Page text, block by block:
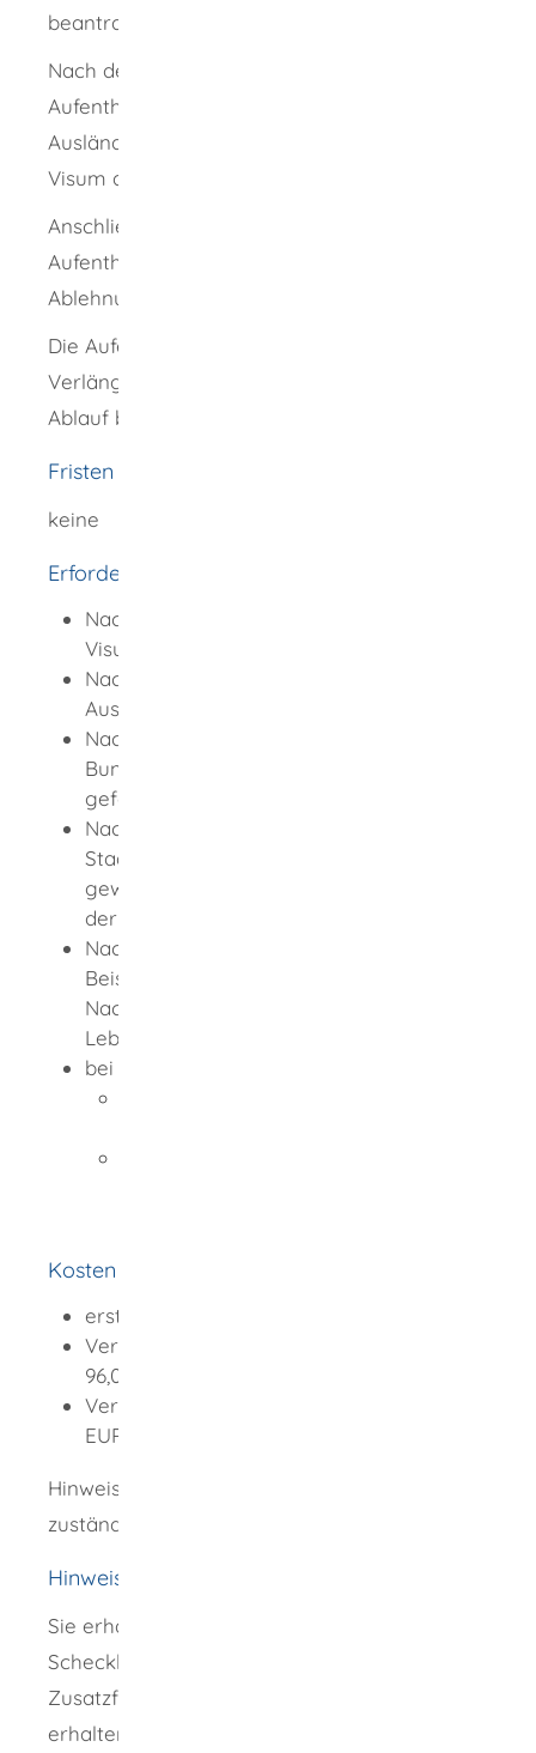
beantragen.
Nach der Einreise müssen Sie den
Aufenthaltstitel schriftlich bei der
Ausländerbehörde beantragen, bevor Ihr
Visum abläuft.
Anschließend erhalten Sie entweder die
Aufenthaltserlaubnis oder einen
Ablehnungsbescheid.
Die Aufenthaltserlaubnis ist befristet. Eine
Verlängerung müssen Sie rechtzeitig vor
Ablauf bei der Ausländerbehörde beantragen.
Fristen
keine
Erforderliche Unterlagen
Nachweis der Erfüllung der Pass- und
Visumpflicht
Nachweis, dass kein
Ausweisungsinteresse gegen Sie vorliegt
Nachweis, dass Sie die Interessen der
Bundesrepublik Deutschland nicht
gefährden oder beeinträchtigen
Nachweis der deutschen
Staatsangehörigkeit und des
gewöhnlichen Aufenthalts in Deutschland
der Person, zu der Sie nachziehen
Nachweis der Familienzugehörigkeit (zum
Beispiel Geburts- und Eheurkunden,
Nachweis einer eingetragenen
Lebenspartnerschaft)
bei Ehegattennachzug zusätzlich:
Kosten
erstmalige Erteilung: EUR 100,00
Verlängerung um bis zu drei Monate: EUR
96,00
Verlängerung um mehr als drei Monate:
EUR 93,00
Hinweis: Nur in Ausnahmefällen kann Sie die
zuständige Stelle von den Kosten befreien.
Hinweise
Sie erhalten den Aufenthaltstitel als
Scheckkarte mit elektronischen
Zusatzfunktionen. Nähere Informationen dazu
erhalten Sie unter "